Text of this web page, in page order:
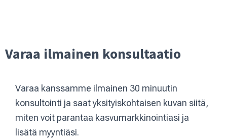
Varaa ilmainen konsultaatio
Varaa kanssamme ilmainen 30 minuutin
konsultointi ja saat yksityiskohtaisen kuvan siitä,
miten voit parantaa kasvumarkkinointiasi ja
lisätä myyntiäsi.